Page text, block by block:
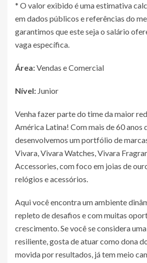
* O valor exibido é uma estimativa
em dados públicos e referências do
garantimos que este seja o salário
vaga específica.
Área:Vendas e Comercial
Nível: Junior
Venha fazer parte do time da maior
América Latina! Com mais de 60 anos
desenvolvemos um portfólio de
Vivara, Vivara Watches, Vivara
Accessories, com foco em joias de
relógios e acessórios.
Aqui você encontra um ambiente
repleto de desafios e com muitas
crescimento. Se você se considera
resiliente, gosta de atuar como dona
movida por resultados, já tem meio